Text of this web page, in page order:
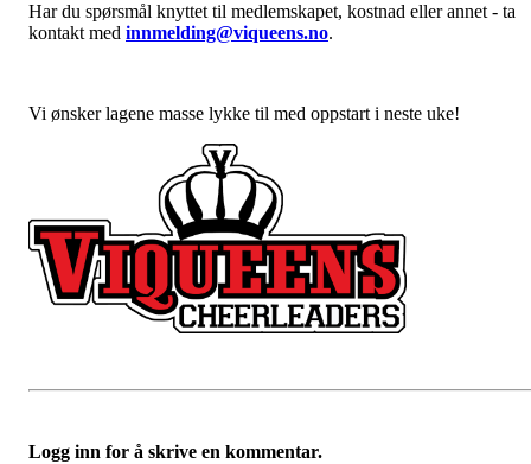
Har du spørsmål knyttet til medlemskapet, kostnad eller annet - ta
kontakt med innmelding@viqueens.no.
Vi ønsker lagene masse lykke til med oppstart i neste uke!
Logg inn for å skrive en kommentar.